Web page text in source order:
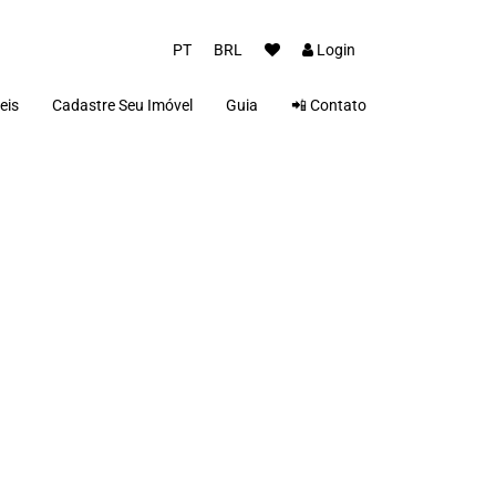
PT BRL Login
Cadastre Seu Imóvel Guia 📲 Contato